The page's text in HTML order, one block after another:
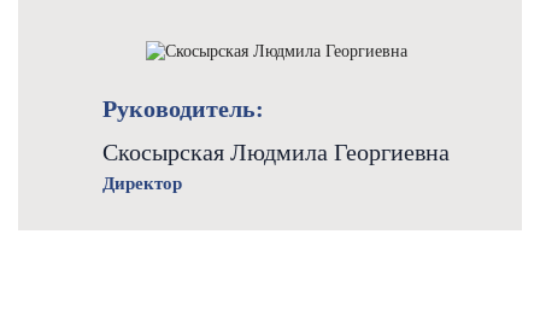
Руководитель:
Скосырская Людмила Георгиевна
Директор